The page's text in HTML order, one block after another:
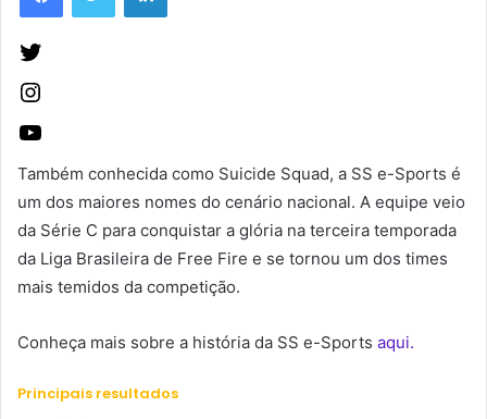
Também conhecida como Suicide Squad, a SS e-Sports é
um dos maiores nomes do cenário nacional. A equipe veio
da Série C para conquistar a glória na terceira temporada
da Liga Brasileira de Free Fire e se tornou um dos times
mais temidos da competição.
Conheça mais sobre a história da SS e-Sports aqui.
Principais resultados